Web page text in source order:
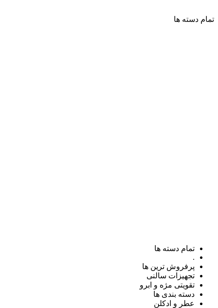
تمام دسته ها
تمام دسته ها
.
پرفروش ترین ها
تجهیزات سالنی
تقویتی مژه و ابرو
دسته بندی ها
عطر و ادکلن